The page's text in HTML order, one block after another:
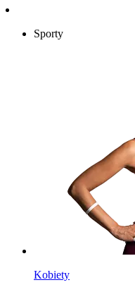
Sporty
Kobiety